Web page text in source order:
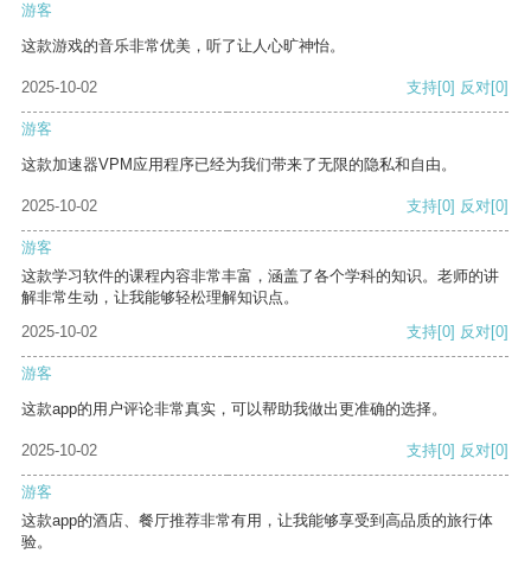
游客
这款游戏的音乐非常优美，听了让人心旷神怡。
2025-10-02 支持[0] 反对[0]
游客
这款加速器VPM应用程序已经为我们带来了无限的隐私和自由。
2025-10-02 支持[0] 反对[0]
游客
这款学习软件的课程内容非常丰富，涵盖了各个学科的知识。老师的讲
解非常生动，让我能够轻松理解知识点。
2025-10-02
支持[0] 反对[0]
游客
这款app的用户评论非常真实，可以帮助我做出更准确的选择。
2025-10-02 支持[0] 反对[0]
游客
这款app的酒店、餐厅推荐非常有用，让我能够享受到高品质的旅行体
验。